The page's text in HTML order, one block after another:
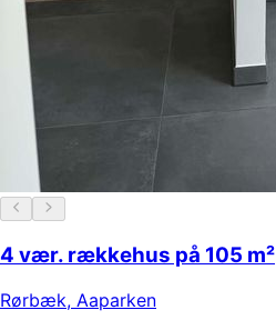
4 vær. rækkehus på 105 m²
Rørbæk, Aaparken